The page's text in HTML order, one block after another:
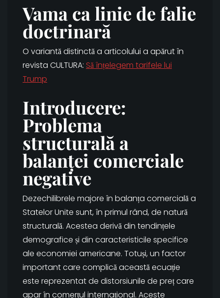
Vama ca linie de falie
doctrinară
O variantă distinctă a articolului a apărut în
revista CULTURA: Să înțelegem tarifele lui
Trump
Introducere:
Problema
structurală a
balanței comerciale
negative
Dezechilibrele majore în balanța comercială a
Statelor Unite sunt, în primul rând, de natură
structurală. Acestea derivă din tendințele
demografice și din caracteristicile specifice
ale economiei americane. Totuși, un factor
important care complică această ecuație
este reprezentat de distorsiunile de preț care
apar în comerțul internațional. Aceste